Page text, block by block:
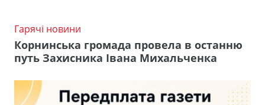
Гарячі новини
Корнинська громада провела в останню
путь Захисника Івана Михальченка